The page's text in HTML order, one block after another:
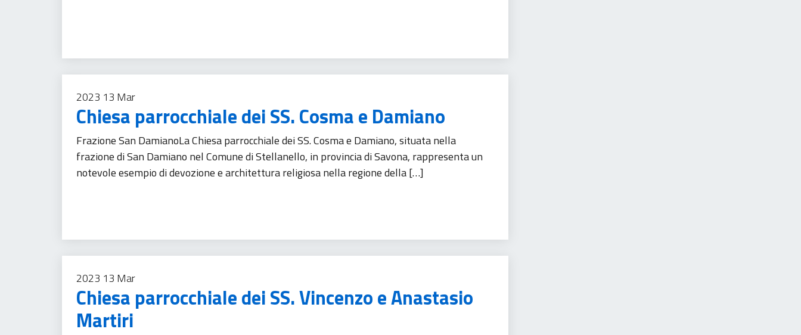
2023 13 Mar
Chiesa parrocchiale dei SS. Cosma e Damiano
Frazione San DamianoLa Chiesa parrocchiale dei SS. Cosma e Damiano, situata nella
frazione di San Damiano nel Comune di Stellanello, in provincia di Savona, rappresenta un
notevole esempio di devozione e architettura religiosa nella regione della […]
2023 13 Mar
Chiesa parrocchiale dei SS. Vincenzo e Anastasio
Martiri